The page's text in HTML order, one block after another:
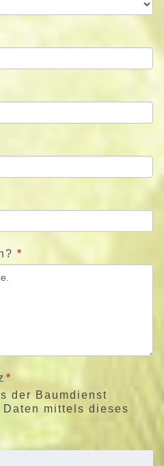
*
*
der Baumdienst
mittels dieses